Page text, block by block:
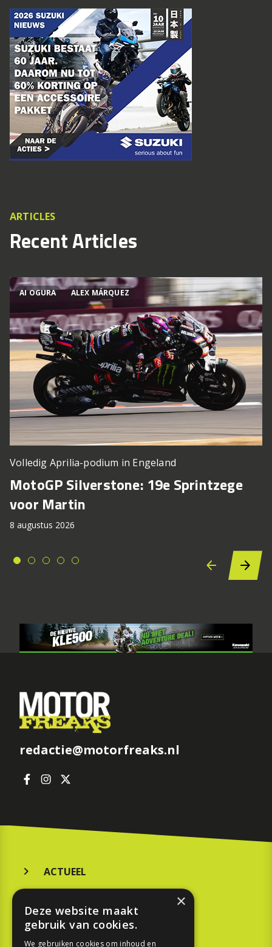
ARTICLES
Recent Articles
AI OGURA ALEX MÁRQUEZ
Volledig Aprilia-podium in Engeland
MotoGP Silverstone: 19e Sprintzege
voor Martin
8 augustus 2026
redactie@motorfreaks.nl
ACTUEEL
KOOPGIDS
×
Deze website maakt
gebruik van cookies.
We gebruiken cookies om inhoud en